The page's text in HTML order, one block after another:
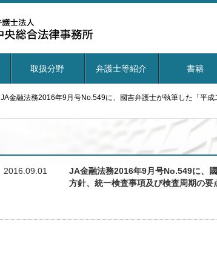
取扱分野 弁護士等紹介 書籍
JA金融法務2016年9月号No.549に、國吉弁護士が執筆した「平
2016.09.01
JA金融法務2016年9月号No.549に、
方針、統一検査事項及び検査周期の要